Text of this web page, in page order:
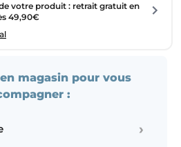
votre produit : retrait gratuit en
49,90€
magasin pour vous
:
›